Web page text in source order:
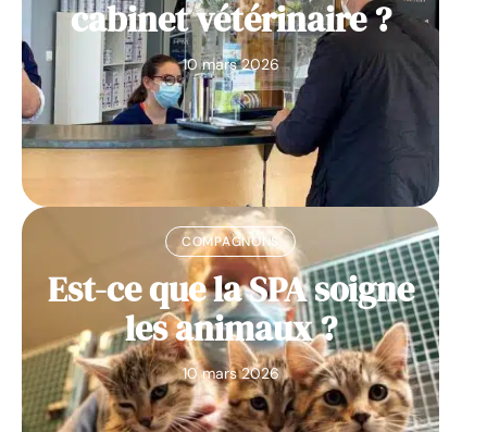
cabinet vétérinaire ?
10 mars 2026
COMPAGNONS
Est-ce que la SPA soigne
les animaux ?
10 mars 2026